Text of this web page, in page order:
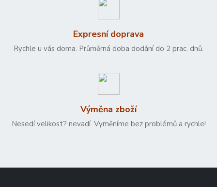
Expresní doprava
Rychle u vás doma. Průměrná doba dodání do 2 prac. dnů.
Výměna zboží
Nesedí velikost? nevadí. Vyměníme bez problémů a rychle!